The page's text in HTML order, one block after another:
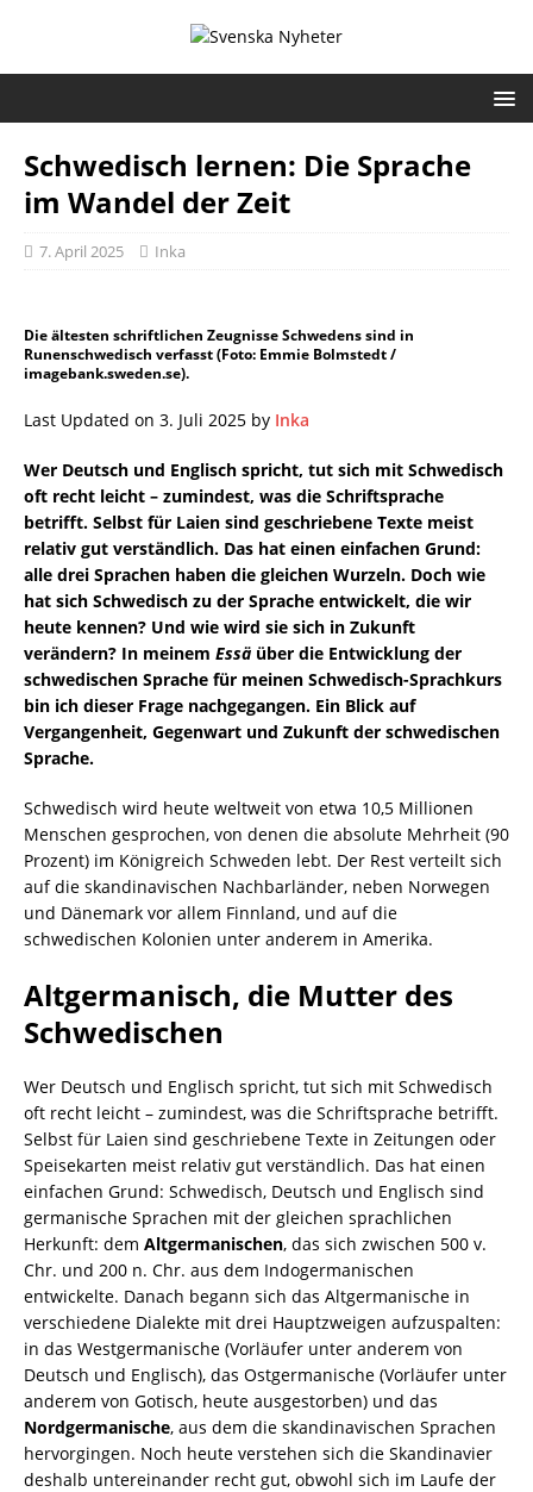
Schwedisch lernen: Die Sprache
im Wandel der Zeit
7. April 2025 Inka
Die ältesten schriftlichen Zeugnisse Schwedens sind in
Runenschwedisch verfasst (Foto: Emmie Bolmstedt /
imagebank.sweden.se).
Last Updated on 3. Juli 2025 by Inka
Wer Deutsch und Englisch spricht, tut sich mit Schwedisch
oft recht leicht – zumindest, was die Schriftsprache
betrifft. Selbst für Laien sind geschriebene Texte meist
relativ gut verständlich. Das hat einen einfachen Grund:
alle drei Sprachen haben die gleichen Wurzeln. Doch wie
hat sich Schwedisch zu der Sprache entwickelt, die wir
heute kennen? Und wie wird sie sich in Zukunft
verändern? In meinem Essä über die Entwicklung der
schwedischen Sprache für meinen Schwedisch-Sprachkurs
bin ich dieser Frage nachgegangen. Ein Blick auf
Vergangenheit, Gegenwart und Zukunft der schwedischen
Sprache.
Schwedisch wird heute weltweit von etwa 10,5 Millionen
Menschen gesprochen, von denen die absolute Mehrheit (90
Prozent) im Königreich Schweden lebt. Der Rest verteilt sich
auf die skandinavischen Nachbarländer, neben Norwegen
und Dänemark vor allem Finnland, und auf die
schwedischen Kolonien unter anderem in Amerika.
Altgermanisch, die Mutter des
Schwedischen
Wer Deutsch und Englisch spricht, tut sich mit Schwedisch
oft recht leicht – zumindest, was die Schriftsprache betrifft.
Selbst für Laien sind geschriebene Texte in Zeitungen oder
Speisekarten meist relativ gut verständlich. Das hat einen
einfachen Grund: Schwedisch, Deutsch und Englisch sind
germanische Sprachen mit der gleichen sprachlichen
Herkunft: dem Altgermanischen, das sich zwischen 500 v.
Chr. und 200 n. Chr. aus dem Indogermanischen
entwickelte. Danach begann sich das Altgermanische in
verschiedene Dialekte mit drei Hauptzweigen aufzuspalten:
in das Westgermanische (Vorläufer unter anderem von
Deutsch und Englisch), das Ostgermanische (Vorläufer unter
anderem von Gotisch, heute ausgestorben) und das
Nordgermanische, aus dem die skandinavischen Sprachen
hervorgingen. Noch heute verstehen sich die Skandinavier
deshalb untereinander recht gut, obwohl sich im Laufe der